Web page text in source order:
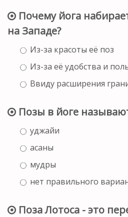
Почему йога
на Западе?
Из-за красоты её поз
Из-за её удобства и
Ввиду расширения
Позы в йоге
уджайи
асаны
мудры
нет правильного
Поза Лотоса - это